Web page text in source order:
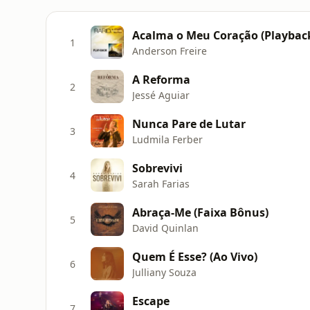
1 Acalma o Meu Coração
Anderson Freire
2 A Reforma
Jessé Aguiar
3 Nunca Pare de Lutar
Ludmila Ferber
4 Sobrevivi
Sarah Farias
5 Abraça-Me (Faixa Bônus)
David Quinlan
6 Quem É Esse? (Ao Vivo)
Julliany Souza
Escape